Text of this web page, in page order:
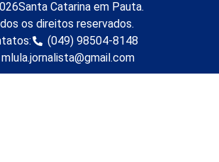
Santa Catarina em Pauta.
os direitos reservados.
(049) 98504-8148
mlula.jornalista@gmail.com